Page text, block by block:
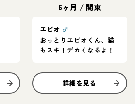
6ヶ月 / 関東
エビオ ♂
おっとりエビオくん、猫
もスキ！デカくなるよ！
詳細を見る